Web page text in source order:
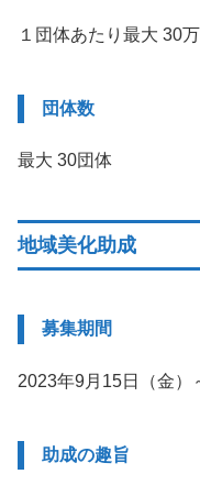
１団体あたり最大 30
団体数
最大 30団体
地域美化助成
募集期間
2023年9月15日（金）
助成の趣旨